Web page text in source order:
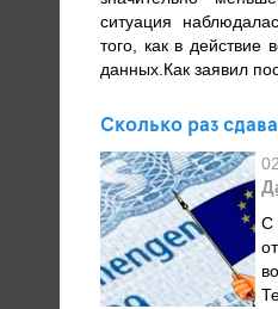
ситуация
того, как в действие
данных.Как заявил
Сколько раз
С